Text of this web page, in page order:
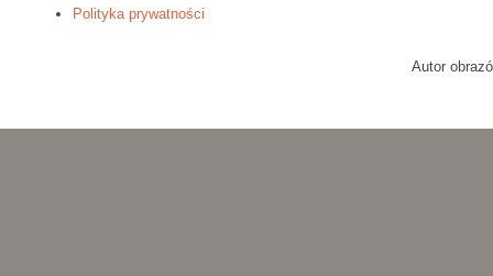
Polityka prywatności
Autor